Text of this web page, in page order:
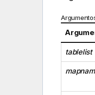
tablelist